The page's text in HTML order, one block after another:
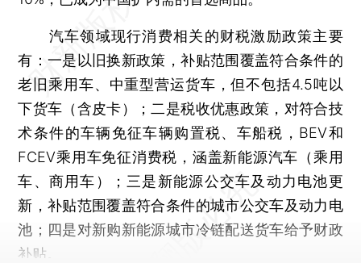
汽车领域现行消费相关的财税激励政策主要
有：一是以旧换新政策，补贴范围覆盖符合条件的
老旧乘用车、中重型营运货车，但不包括4.5吨以
下货车（含皮卡）；二是税收优惠政策，对符合技
术条件的车辆免征车辆购置税、车船税，BEV和
FCEV乘用车免征消费税，涵盖新能源汽车（乘用
车、商用车）；三是新能源公交车及动力电池更
新，补贴范围覆盖符合条件的城市公交车及动力电
池；四是对新购新能源城市冷链配送货车给予财政
补贴。